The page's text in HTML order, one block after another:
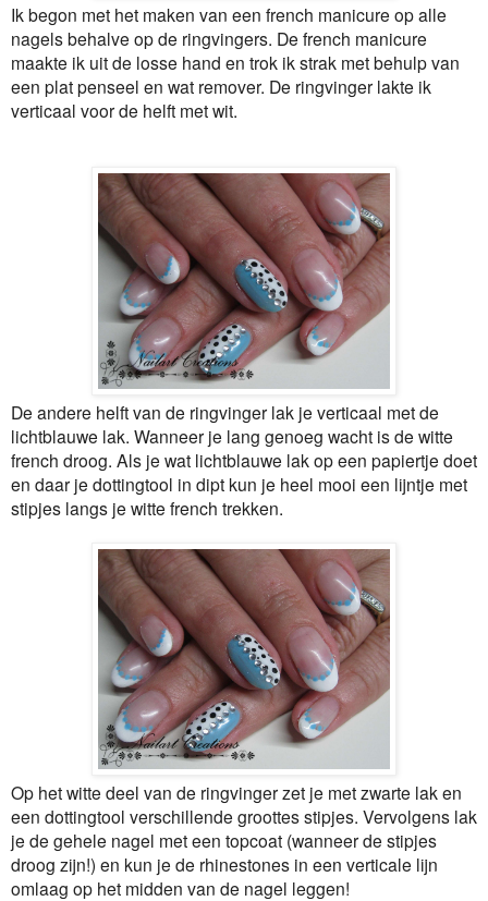
Ik begon met het maken van een french manicure op alle
nagels behalve op de ringvingers. De french manicure
maakte ik uit de losse hand en trok ik strak met behulp van
een plat penseel en wat remover. De ringvinger lakte ik
verticaal voor de helft met wit.
De andere helft van de ringvinger lak je verticaal met de
lichtblauwe lak. Wanneer je lang genoeg wacht is de witte
french droog. Als je wat lichtblauwe lak op een papiertje doet
en daar je dottingtool in dipt kun je heel mooi een lijntje met
stipjes langs je witte french trekken.
Op het witte deel van de ringvinger zet je met zwarte lak en
een dottingtool verschillende groottes stipjes. Vervolgens lak
je de gehele nagel met een topcoat (wanneer de stipjes
droog zijn!) en kun je de rhinestones in een verticale lijn
omlaag op het midden van de nagel leggen!